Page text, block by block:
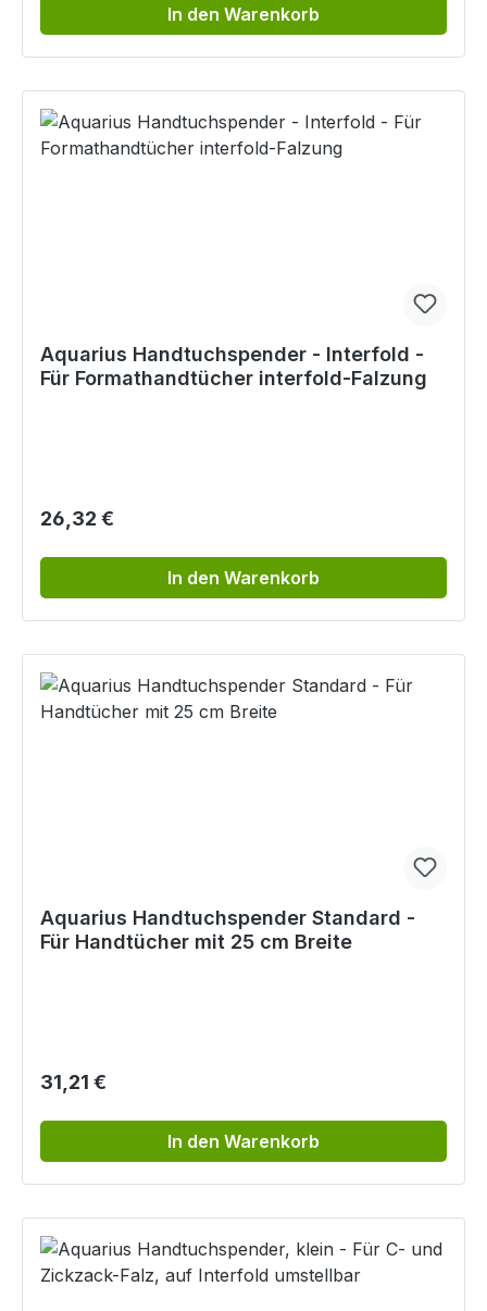
In den Warenkorb
Aquarius Handtuchspender - Interfold -
Für Formathandtücher interfold-Falzung
Regulärer Preis:
26,32 €
In den Warenkorb
Aquarius Handtuchspender Standard -
Für Handtücher mit 25 cm Breite
Regulärer Preis:
31,21 €
In den Warenkorb